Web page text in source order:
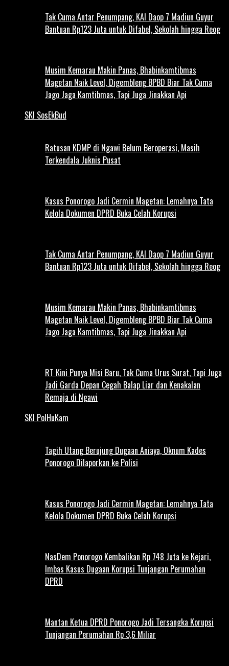
Tak Cuma Antar Penumpang, KAI Daop 7 Madiun Guyur
Bantuan Rp123 Juta untuk Difabel, Sekolah hingga Reog
Musim Kemarau Makin Panas, Bhabinkamtibmas
Magetan Naik Level, Digembleng BPBD Biar Tak Cuma
Jago Jaga Kamtibmas, Tapi Juga Jinakkan Api
SKI SosEkBud
Ratusan KDMP di Ngawi Belum Beroperasi, Masih
Terkendala Juknis Pusat
Kasus Ponorogo Jadi Cermin Magetan: Lemahnya Tata
Kelola Dokumen DPRD Buka Celah Korupsi
Tak Cuma Antar Penumpang, KAI Daop 7 Madiun Guyur
Bantuan Rp123 Juta untuk Difabel, Sekolah hingga Reog
Musim Kemarau Makin Panas, Bhabinkamtibmas
Magetan Naik Level, Digembleng BPBD Biar Tak Cuma
Jago Jaga Kamtibmas, Tapi Juga Jinakkan Api
RT Kini Punya Misi Baru, Tak Cuma Urus Surat, Tapi Juga
Jadi Garda Depan Cegah Balap Liar dan Kenakalan
Remaja di Ngawi
SKI PolHuKam
Tagih Utang Berujung Dugaan Aniaya, Oknum Kades
Ponorogo Dilaporkan ke Polisi
Kasus Ponorogo Jadi Cermin Magetan: Lemahnya Tata
Kelola Dokumen DPRD Buka Celah Korupsi
NasDem Ponorogo Kembalikan Rp 748 Juta ke Kejari,
Imbas Kasus Dugaan Korupsi Tunjangan Perumahan
DPRD
Mantan Ketua DPRD Ponorogo Jadi Tersangka Korupsi
Tunjangan Perumahan Rp 3,6 Miliar